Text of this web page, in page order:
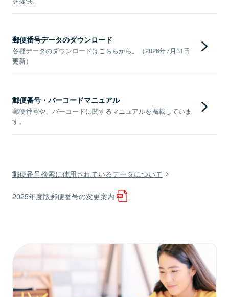
郵便番号データのダウンロード
各種データのダウンロードはこちらから。（2026年7月31日
更新）
郵便番号・バーコードマニュアル
郵便番号や、バーコードに関するマニュアルを掲載していま
す。
郵便番号検索に使用されているデータについて
2025年度版郵便番号の変更案内